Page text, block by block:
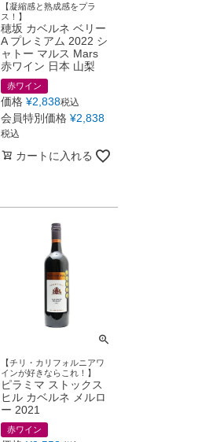
【凝縮感と熟成感をプラ
ス！】
穂坂 カベルネ ベリー
A プレミアム 2022 シ
ャトー マルス Mars
赤ワイン 日本 山梨
赤ワイン
価格 ¥2,838税込
会員特別価格 ¥2,838
税込
カートに入れる
【チリ・カリフォルニアワ
インが好きならこれ！】
ピラミマ ストックス
ヒル カベルネ メルロ
ー 2021
赤ワイン